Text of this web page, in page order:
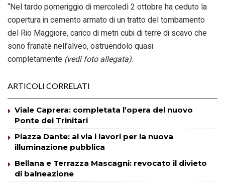
“Nel tardo pomeriggio di mercoledì 2 ottobre ha ceduto la
copertura in cemento armato di un tratto del tombamento
del Rio Maggiore, carico di metri cubi di terre di scavo che
sono franate nell’alveo, ostruendolo quasi
completamente (vedi foto allegata).
ARTICOLI CORRELATI
Viale Caprera: completata l’opera del nuovo
Ponte dei Trinitari
Piazza Dante: al via i lavori per la nuova
illuminazione pubblica
Bellana e Terrazza Mascagni: revocato il divieto
di balneazione